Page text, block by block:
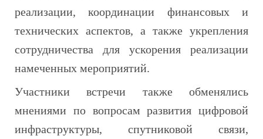
реализации, координации финансовых и
технических аспектов, а также укрепления
сотрудничества для ускорения реализации
намеченных мероприятий.
Участники встречи также обменялись
мнениями по вопросам развития цифровой
инфраструктуры, спутниковой связи,